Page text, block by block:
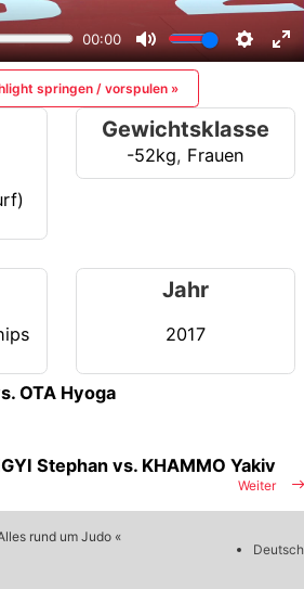
springen / vorspulen »
Gewichtsklasse
-52kg, Frauen
Jahr
2017
OTA Hyoga
Weiter
Stephan vs. KHAMMO Yakiv
rund um Judo «
Deutsch